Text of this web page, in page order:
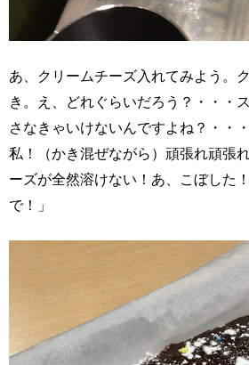
あ、クリームチーズ入れてみよう。
き。え、どれぐらいだろう？・・・
さなきゃいけないんですよね？・・
私！（かき混ぜながら）頑張れ頑張
ーズが全然溶けない！あ、こぼした
で！」